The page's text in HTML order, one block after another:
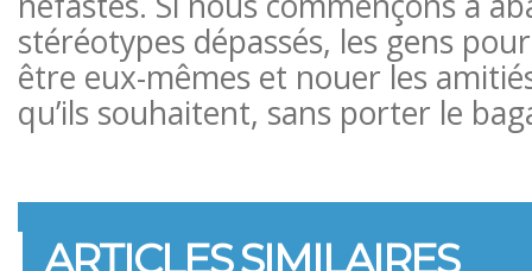
stéréotypes dépassés, les gens
être eux-mêmes et nouer les
qu’ils souhaitent, sans porter le
ARTICLES SIMILAIRES